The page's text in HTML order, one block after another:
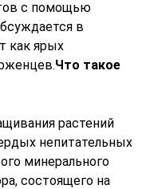
с помощью
в
как ярых
Что такое
растений
непитательных
минерального
состоящего на